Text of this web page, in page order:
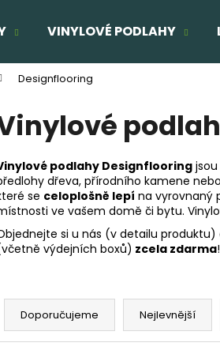
VINYLOVÉ PODLAHY
Designflooring
podlahy Designflooring
dřeva, přírodního kamene
se celoplošně lepí na vyrovnaný
ve vašem domě či bytu.
si u nás (v detailu produktu)
výdejních boxů) zcela zdarma!
Ř
Doporučujeme Nejlevnější
Co potřebujete najít?
Doporučujeme
DŘEVĚNÁ PODLAHA DUB
ELEGANT CLICK 190
Původně:2 160 Kč